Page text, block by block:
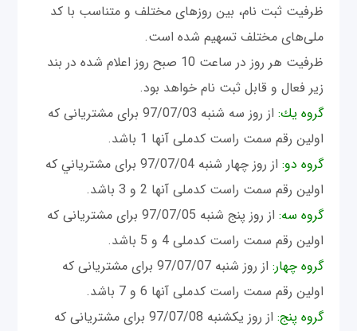
ظرفيت ثبت نام، بين روزهای مختلف و متناسب با كد
ملی‌های مختلف تسهيم شده است.
ظرفيت هر روز در ساعت 10 صبح روز اعلام شده در بند
زير فعال و قابل ثبت نام خواهد بود.
گروه يك:
از روز سه شنبه 97/07/03 برای مشتريانی كه
اولين رقم سمت راست كدملی آنها 1 باشد.
گروه دو:
از روز چهار شنبه 97/07/04 برای مشترياني كه
اولين رقم سمت راست كدملی آنها 2 و 3 باشد.
گروه سه:
از روز پنج شنبه 97/07/05 برای مشتريانی كه
اولين رقم سمت راست كدملی 4 و 5 باشد.
گروه چهار:
از روز شنبه 97/07/07 برای مشتريانی كه
اولين رقم سمت راست كدملی آنها 6 و 7 باشد.
گروه پنج:
از روز يكشنبه 97/07/08 برای مشتريانی كه